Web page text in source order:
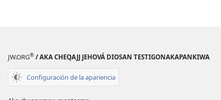
JW.ORG® / AKA CHEQAJJ JEHOVÁ DIOSAN TESTIGONAKAPANKIWA
Configuración de la apariencia